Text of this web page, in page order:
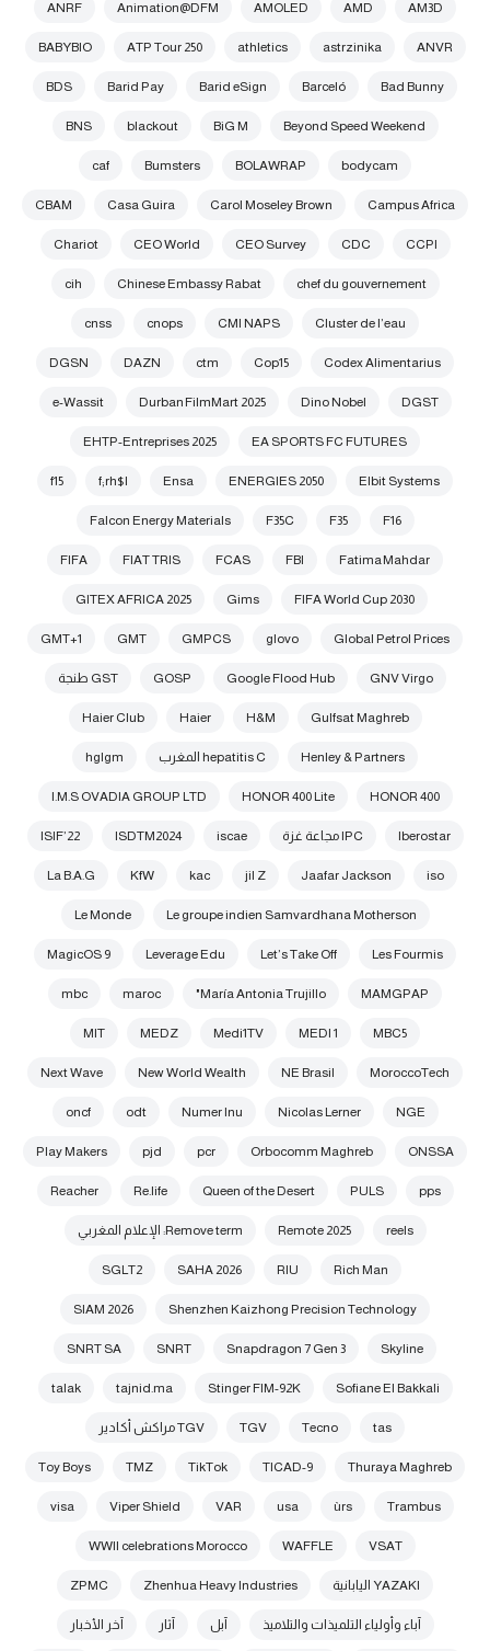
AM3D
AMD
AMOLED
Animation@DFM
ANRF
ANVR
astrzinika
athletics
ATP Tour 250
BABYBIO
Bad Bunny
Barceló
Barid eSign
Barid Pay
BDS
Beyond Speed Weekend
BiG M
blackout
BNS
bodycam
BOLAWRAP
Bumsters
caf
Campus Africa
Carol Moseley Brown
Casa Guira
CBAM
CCPI
CDC
CEO Survey
CEO World
Chariot
chef du gouvernement
Chinese Embassy Rabat
cih
Cluster de l’eau
CMI NAPS
cnops
cnss
Codex Alimentarius
Cop15
ctm
DAZN
DGSN
DGST
Dino Nobel
Durban FilmMart 2025
e-Wassit
EA SPORTS FC FUTURES
EHTP-Entreprises 2025
Elbit Systems
ENERGIES 2050
Ensa
f;rh$l
f15
F16
F35
F35C
Falcon Energy Materials
Fatima Mahdar
FBI
FCAS
FIAT TRIS
FIFA
FIFA World Cup 2030
Gims
GITEX AFRICA 2025
Global Petrol Prices
glovo
GMPCS
GMT
GMT+1
GNV Virgo
Google Flood Hub
GOSP GST طنجة
Gulfsat Maghreb
H&M
Haier
Haier Club
Henley & Partners hepatitis C المغرب hglgm
HONOR 400
HONOR 400 Lite
I.M.S OVADIA GROUP LTD
Iberostar IPC مجاعة غزة iscae
ISDTM2024
ISIF’22
iso
Jaafar Jackson
jil Z
kac
KfW
La B.A.G
Le groupe indien Samvardhana Motherson
Le Monde
Les Fourmis
Let’s Take Off
Leverage Edu
MagicOS 9
MAMGPAP
María Antonia Trujillo"
maroc
mbc
MBC5
MEDI 1
Medi1TV
MEDZ
MIT
MoroccoTech
NE Brasil
New World Wealth
Next Wave
NGE
Nicolas Lerner
Numer Inu
odt
oncf
ONSSA
Orbocomm Maghreb
pcr
pjd
Play Makers
pps
PULS
Queen of the Desert
Re.life
Reacher
reels
Remote 2025 Remove term: الإعلام المغربي
Rich Man
RIU
SAHA 2026
SGLT2
Shenzhen Kaizhong Precision Technology
SIAM 2026
Skyline
Snapdragon 7 Gen 3
SNRT
SNRT SA
Sofiane El Bakkali
Stinger FIM-92K
tajnid.ma
talak
tas
Tecno
TGV TGV مراكش أكادير
Thuraya Maghreb
TICAD-9
TikTok
TMZ
Toy Boys
Trambus
ùrs
usa
VAR
Viper Shield
visa
VSAT
WAFFLE
WWII celebrations Morocco
YAZAKI اليابانية Zhenhua Heavy Industries
ZPMC
آباء وأولياء التلميذات والتلاميذ آبل آثار آخر الأخبار